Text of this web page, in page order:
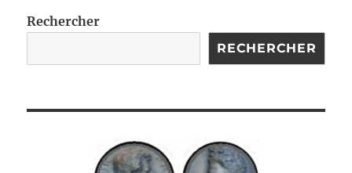
Rechercher
RECHERCHER